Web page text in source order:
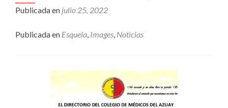
Publicada en julio 25, 2022
Publicada en Esquela, Images, Noticias